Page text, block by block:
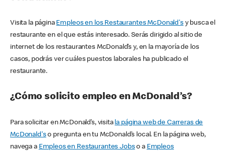
Visita la página Empleos en los Restaurantes McDonald'sy busca el
restaurante en el que estás interesado. Serás dirigido al sitio de
internet de los restaurantes McDonald’s y, en la mayoría de los
casos, podrás ver cuáles puestos laborales ha publicado el
restaurante.
¿Cómo solicito empleo en McDonald’s?
Para solicitar en McDonald’s, visita la página web de Carreras de
McDonald'so pregunta en tu McDonald’s local. En la página web,
navega a Empleos en Restaurantes Jobso a Empleos